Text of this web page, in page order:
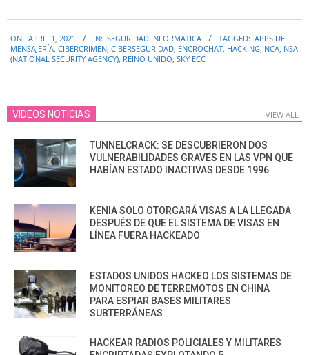
04-
01
ON: APRIL 1, 2021 IN: SEGURIDAD INFORMÁTICA TAGGED: APPS DE
MENSAJERÍA, CIBERCRIMEN, CIBERSEGURIDAD, ENCROCHAT, HACKING, NCA, NSA
(NATIONAL SECURITY AGENCY), REINO UNIDO, SKY ECC
VIDEOS NOTICIAS VIEW ALL
TUNNELCRACK: SE DESCUBRIERON DOS
VULNERABILIDADES GRAVES EN LAS VPN QUE
HABÍAN ESTADO INACTIVAS DESDE 1996
KENIA SOLO OTORGARÁ VISAS A LA LLEGADA
DESPUÉS DE QUE EL SISTEMA DE VISAS EN
LÍNEA FUERA HACKEADO
ESTADOS UNIDOS HACKEO LOS SISTEMAS DE
MONITOREO DE TERREMOTOS EN CHINA
PARA ESPIAR BASES MILITARES
SUBTERRÁNEAS
HACKEAR RADIOS POLICIALES Y MILITARES